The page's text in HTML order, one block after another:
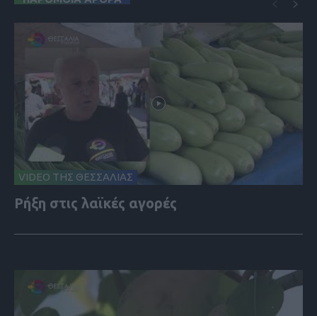
VIDEO ΤΗΣ ΘΕΣΣΑΛΙΑΣ
Ρήξη στις λαϊκές αγορές